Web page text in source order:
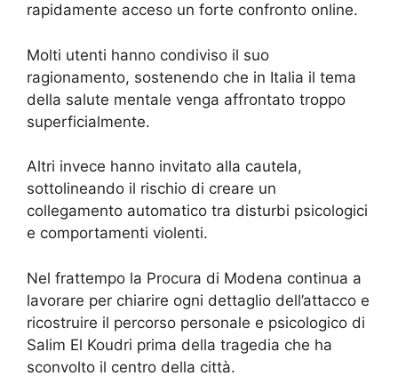
rapidamente acceso un forte confronto online.
Molti utenti hanno condiviso il suo
ragionamento, sostenendo che in Italia il tema
della salute mentale venga affrontato troppo
superficialmente.
Altri invece hanno invitato alla cautela,
sottolineando il rischio di creare un
collegamento automatico tra disturbi psicologici
e comportamenti violenti.
Nel frattempo la Procura di Modena continua a
lavorare per chiarire ogni dettaglio dell’attacco e
ricostruire il percorso personale e psicologico di
Salim El Koudri prima della tragedia che ha
sconvolto il centro della città.